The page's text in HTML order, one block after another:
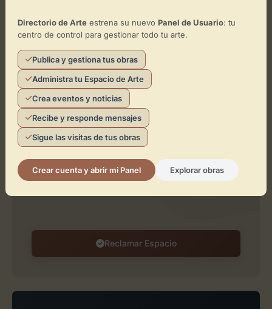
Leaflet
¿Eres el representante de este
espacio?
Reclámalo de forma gratuita para gestionar su
perfil, publicar exposiciones y añadir obras de
Reclamar Espacio
Directorio de Arteestrena su nuevo Panel de Usuario: tu
centro de control para gestionar todo tu arte.
Publica y gestiona tus obras
Administra tu Espacio de Arte
Crea eventos y noticias
Recibe y responde mensajes
Sigue las visitas de tus obras
Crear cuenta y abrir mi Panel Explorar obras